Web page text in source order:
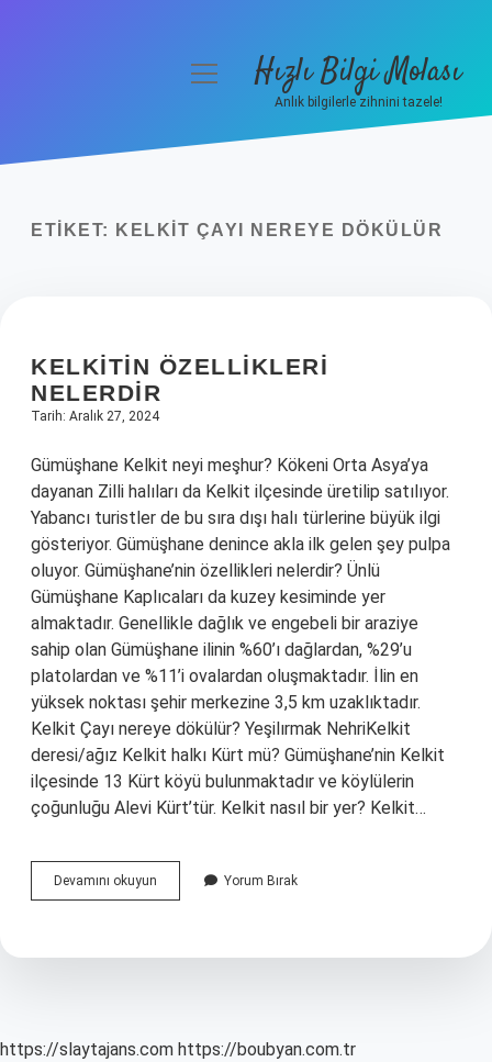
Yasal Uyarı
menüyüHızlı Bilgi Molası
Anlık bilgilerle zihnini tazele!
ETIKET: KELKIT ÇAYI NEREYE DÖKÜLÜR
KELKITIN ÖZELLIKLERI
NELERDIR
Tarih: Aralık 27, 2024
Gümüşhane Kelkit neyi meşhur? Kökeni Orta Asya’ya
dayanan Zilli halıları da Kelkit ilçesinde üretilip satılıyor.
Yabancı turistler de bu sıra dışı halı türlerine büyük ilgi
gösteriyor. Gümüşhane denince akla ilk gelen şey pulpa
oluyor. Gümüşhane’nin özellikleri nelerdir? Ünlü
Gümüşhane Kaplıcaları da kuzey kesiminde yer
almaktadır. Genellikle dağlık ve engebeli bir araziye
sahip olan Gümüşhane ilinin %60’ı dağlardan, %29’u
platolardan ve %11’i ovalardan oluşmaktadır. İlin en
yüksek noktası şehir merkezine 3,5 km uzaklıktadır.
Kelkit Çayı nereye dökülür? Yeşilırmak NehriKelkit
deresi/ağız Kelkit halkı Kürt mü? Gümüşhane’nin Kelkit
ilçesinde 13 Kürt köyü bulunmaktadır ve köylülerin
çoğunluğu Alevi Kürt’tür. Kelkit nasıl bir yer? Kelkit…
Devamını okuyun
Özellikleri
Yorum Bırak
https://slaytajans.com https://boubyan.com.tr